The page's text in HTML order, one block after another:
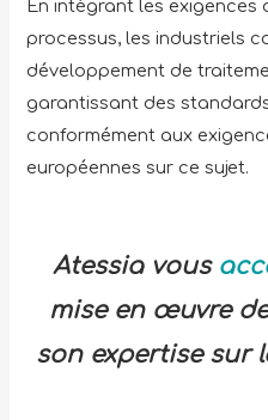
En intégrant les exigences
processus, les industriels
développement de
garantissant des
conformément aux
européennes sur ce sujet.
Atessia vous
mise en œuvre
son expertise sur